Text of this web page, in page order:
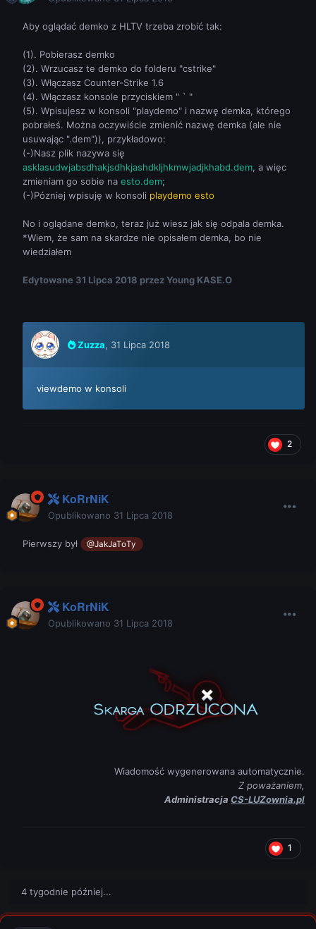
Aby oglądać demko z HLTV trzeba zrobić tak:
(1). Pobierasz demko
(2). Wrzucasz te demko do folderu "cstrike"
(3). Włączasz Counter-Strike 1.6
(4). Włączasz konsole przyciskiem " ` "
(5). Wpisujesz w konsoli "playdemo" i nazwę demka, którego
pobrałeś. Można oczywiście zmienić nazwę demka (ale nie
usuwając ".dem")), przykładowo:
(-)Nasz plik nazywa się
asklasudwjabsdhakjsdhkjashdkljhkmwjadjkhabd.dem, a więc
zmieniam go sobie na esto.dem;
(-)Pózniej wpisuję w konsoli playdemo esto
No i oglądane demko, teraz już wiesz jak się odpala demka.
*Wiem, że sam na skardze nie opisałem demka, bo nie
wiedziałem
Edytowane 31 Lipca 2018 przez Young KASE.O
Zuzza, 31 Lipca 2018
viewdemo w konsoli
2
KoRrNiK
Opublikowano 31 Lipca 2018
Pierwszy był @JakJaToTy
KoRrNiK
Opublikowano 31 Lipca 2018
Wiadomość wygenerowana automatycznie.
Z poważaniem,
Administracja CS-LUZownia.pl
1
4 tygodnie później...